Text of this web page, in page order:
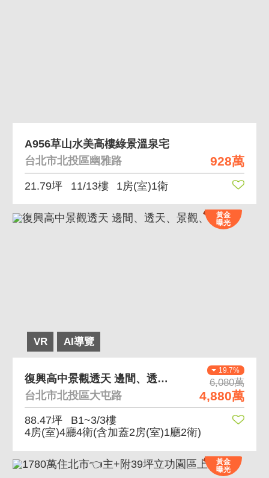
928萬
A956草山水美高樓綠景溫泉宅
台北市北投區幽雅路
21.79坪 11/13樓 1房(室)1衛
VR AI導覽
黃金
曝光
19.7%
6,080萬
4,880萬
復興高中景觀透天 邊間、透天、景觀、庭院
台北市北投區大屯路
88.47坪
B1~3/3樓
4房(室)4廳4衛(含加蓋2房(室)1廳2衛)
黃金
曝光